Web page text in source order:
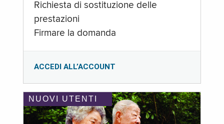
Richiesta di sostituzione delle
prestazioni
Firmare la domanda
ACCEDI ALL’ACCOUNT
NUOVI UTENTI